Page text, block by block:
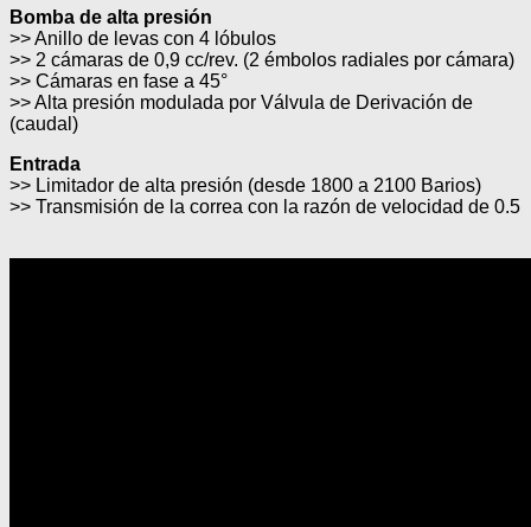
Bomba de alta presión
>> Anillo de levas con 4 lóbulos
>> 2 cámaras de 0,9 cc/rev. (2 émbolos radiales por cámara)
>> Cámaras en fase a 45°
>> Alta presión modulada por Válvula de Derivación de
(caudal)
Entrada
>> Limitador de alta presión (desde 1800 a 2100 Barios)
>> Transmisión de la correa con la razón de velocidad de 0.5